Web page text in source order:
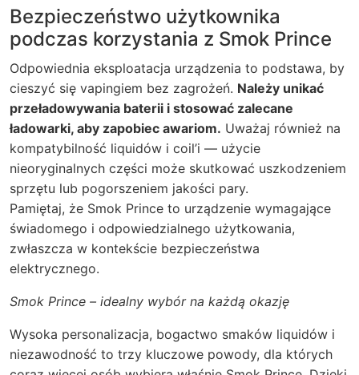
Bezpieczeństwo użytkownika
podczas korzystania z Smok Prince
Odpowiednia eksploatacja urządzenia to podstawa, by
cieszyć się vapingiem bez zagrożeń. Należy unikać
przeładowywania baterii i stosować zalecane
ładowarki, aby zapobiec awariom. Uważaj również na
kompatybilność liquidów i coil’i — użycie
nieoryginalnych części może skutkować uszkodzeniem
sprzętu lub pogorszeniem jakości pary.
Pamiętaj, że Smok Prince to urządzenie wymagające
świadomego i odpowiedzialnego użytkowania,
zwłaszcza w kontekście bezpieczeństwa
elektrycznego.
Smok Prince – idealny wybór na każdą okazję
Wysoka personalizacja, bogactwo smaków liquidów i
niezawodność to trzy kluczowe powody, dla których